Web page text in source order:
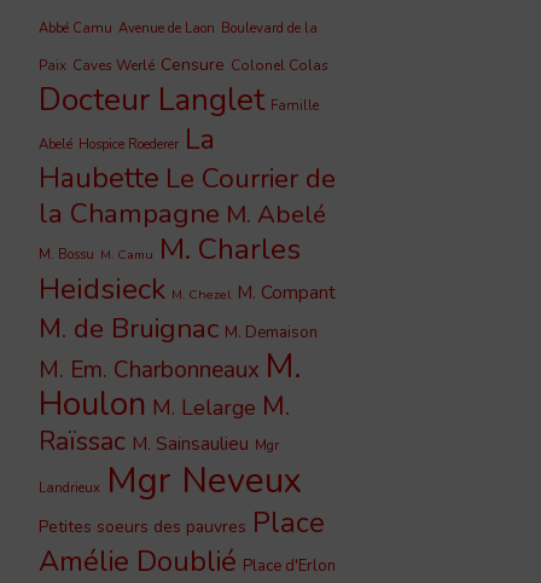
Abbé Camu Avenue de Laon Boulevard de la
Paix Caves Werlé Censure Colonel Colas
Docteur Langlet Famille
Abelé Hospice Roederer La
Haubette Le Courrier de
la Champagne M. Abelé
M. Bossu M. Camu M. Charles
Heidsieck M. Chezel M. Compant
M. de Bruignac M. Demaison
M. Em. Charbonneaux M.
Houlon M. Lelarge M.
Raïssac M. Sainsaulieu Mgr
Landrieux Mgr Neveux
Petites soeurs des pauvres Place
Amélie Doublié Place d'Erlon